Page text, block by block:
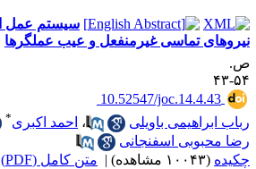
سیستم عمل
تماسی غیرمنفعل و عیب عملگرها
۴۳
‎ 10.52547/joc.14.4.43
ابراهیمی باویلی
،احمد اکبری
محبوبی اسفنجانی
(۱۰۰۴۳ مشاهده) | متن کامل (PDF) (۳۱۹۰ دریافت)